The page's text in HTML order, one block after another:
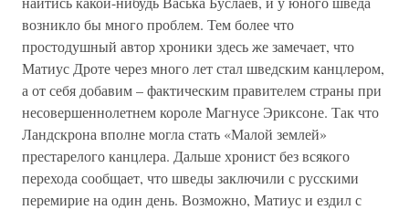
возникло бы много проблем. Тем более что
простодушный автор хроники здесь же замечает, что
Матиус Дроте через много лет стал шведским канцлером,
а от себя добавим – фактическим правителем страны при
несовершеннолетнем короле Магнусе Эриксоне. Так что
Ландскрона вполне могла стать «Малой землей»
престарелого канцлера. Дальше хронист без всякого
перехода сообщает, что шведы заключили с русскими
перемирие на один день. Возможно, Матиус и ездил с